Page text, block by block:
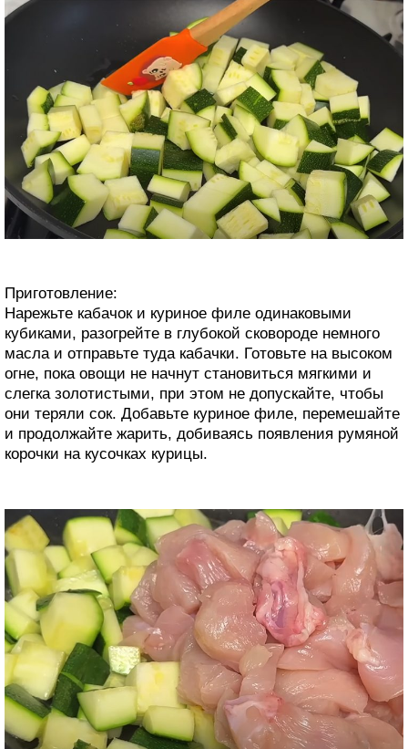
Приготовление:
Нарежьте кабачок и куриное филе одинаковыми
кубиками, разогрейте в глубокой сковороде немного
масла и отправьте туда кабачки. Готовьте на высоком
огне, пока овощи не начнут становиться мягкими и
слегка золотистыми, при этом не допускайте, чтобы
они теряли сок. Добавьте куриное филе, перемешайте
и продолжайте жарить, добиваясь появления румяной
корочки на кусочках курицы.